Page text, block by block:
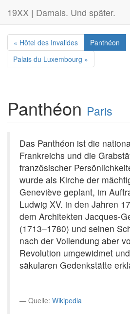
19XX | Damals. Und später.
« Hôtel des Invalides
Panthéon
Palais du Luxembourg »
Panthéon Paris
Das Panthéon ist die
Frankreichs und die
französischer
wurde als Kirche der
Geneviève geplant, im
Ludwig XV. in den Jahren
dem Architekten Jacques-
(1713–1780) und seinen
nach der Vollendung aber
Revolution umgewidmet
säkularen Gedenkstätte
Quelle: Wikipedia